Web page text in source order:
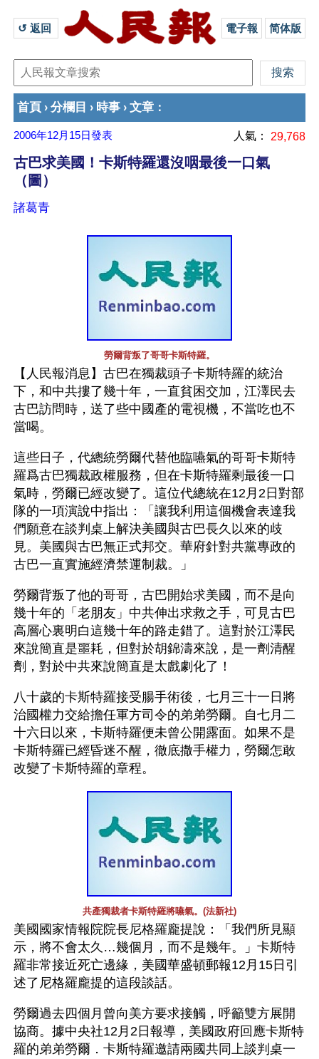
↺ 返回 電子報 简体版
首頁 › 分欄目 › 時事 › 文章 ：
2006年12月15日發表 人氣： 29,768
古巴求美國！卡斯特羅還沒咽最後一口氣
（圖）
諸葛青
勞爾背叛了哥哥卡斯特羅。
【人民報消息】古巴在獨裁頭子卡斯特羅的統治
下，和中共摟了幾十年，一直貧困交加，江澤民去
古巴訪問時，送了些中國產的電視機，不當吃也不
當喝。
這些日子，代總統勞爾代替他臨嚥氣的哥哥卡斯特
羅爲古巴獨裁政權服務，但在卡斯特羅剩最後一口
氣時，勞爾已經改變了。這位代總統在12月2日對部
隊的一項演說中指出：「讓我利用這個機會表達我
們願意在談判桌上解決美國與古巴長久以來的歧
見。美國與古巴無正式邦交。華府針對共黨專政的
古巴一直實施經濟禁運制裁。」
勞爾背叛了他的哥哥，古巴開始求美國，而不是向
幾十年的「老朋友」中共伸出求救之手，可見古巴
高層心裏明白這幾十年的路走錯了。這對於江澤民
來說簡直是噩耗，但對於胡錦濤來說，是一劑清醒
劑，對於中共來說簡直是太戲劇化了！
八十歲的卡斯特羅接受腸手術後，七月三十一日將
治國權力交給擔任軍方司令的弟弟勞爾。自七月二
十六日以來，卡斯特羅便未曾公開露面。如果不是
卡斯特羅已經昏迷不醒，徹底撒手權力，勞爾怎敢
改變了卡斯特羅的章程。
共產獨裁者卡斯特羅將嚥氣。(法新社)
美國國家情報院院長尼格羅龐提說：「我們所見顯
示，將不會太久…幾個月，而不是幾年。」卡斯特
羅非常接近死亡邊緣，美國華盛頓郵報12月15日引
述了尼格羅龐提的這段談話。
勞爾過去四個月曾向美方要求接觸，呼籲雙方展開
協商。據中央社12月2日報導，美國政府回應卡斯特
羅的弟弟勞爾．卡斯特羅邀請兩國共同上談判桌一